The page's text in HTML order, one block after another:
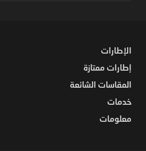
الإطارات
إطارات ممتازة
المقاسات الشائعة
خدمات
معلومات